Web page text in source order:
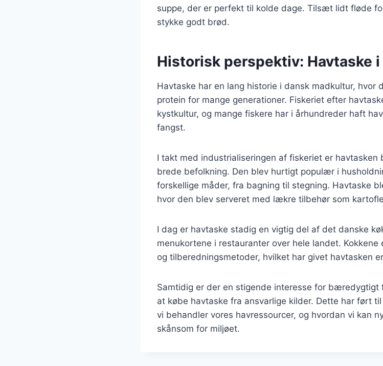
suppe, der er perfekt til kolde dage. Tilsæt lidt fløde
stykke godt brød.
Historisk perspektiv: Havtaske
Havtaske har en lang historie i dansk madkultur,
protein for mange generationer. Fiskeriet efter
kystkultur, og mange fiskere har i århundreder haft
fangst.
I takt med industrialiseringen af fiskeriet er
brede befolkning. Den blev hurtigt populær i
forskellige måder, fra bagning til stegning. Havtaske
hvor den blev serveret med lækre tilbehør som
I dag er havtaske stadig en vigtig del af det danske
menukortene i restauranter over hele landet.
og tilberedningsmetoder, hvilket har givet havtasken
Samtidig er der en stigende interesse for
at købe havtaske fra ansvarlige kilder. Dette har ført
vi behandler vores havressourcer, og hvordan vi kan
skånsom for miljøet.